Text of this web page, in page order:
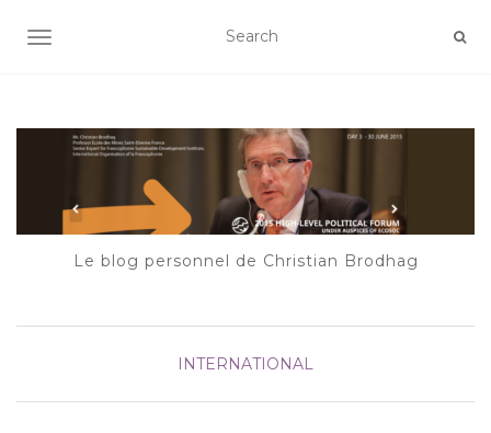
AFFICHER/MASQUER LA NAVIGATION
Le blog personnel de Christian Brodhag
INTERNATIONAL